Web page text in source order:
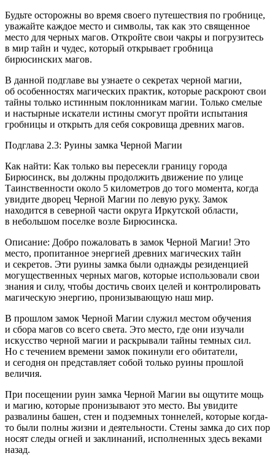
Будьте осторожны во время своего путешествия по гробнице,
уважайте каждое место и символы, так как это священное
место для черных магов. Откройте свои чакры и погрузитесь
в мир тайн и чудес, который открывает гробница
бирюсинских магов.
В данной подглаве вы узнаете о секретах черной магии,
об особенностях магических практик, которые раскроют свои
тайны только истинным поклонникам магии. Только смелые
и настырные искатели истины смогут пройти испытания
гробницы и открыть для себя сокровища древних магов.
Подглава 2.3: Руины замка Черной Магии
Как найти: Как только вы пересекли границу города
Бирюсинск, вы должны продолжить движение по улице
Таинственности около 5 километров до того момента, когда
увидите дворец Черной Магии по левую руку. Замок
находится в северной части округа Иркутской области,
в небольшом поселке возле Бирюсинска.
Описание: Добро пожаловать в замок Черной Магии! Это
место, пропитанное энергией древних магических тайн
и секретов. Эти руины замка были однажды резиденцией
могущественных черных магов, которые использовали свои
знания и силу, чтобы достичь своих целей и контролировать
магическую энергию, пронизывающую наш мир.
В прошлом замок Черной Магии служил местом обучения
и сбора магов со всего света. Это место, где они изучали
искусство черной магии и раскрывали тайны темных сил.
Но с течением времени замок покинули его обитатели,
и сегодня он представляет собой только руины прошлой
величия.
При посещении руин замка Черной Магии вы ощутите мощь
и магию, которые пронизывают это место. Вы увидите
развалины башен, стен и подземных тоннелей, которые когда-
то были полны жизни и деятельности. Стены замка до сих пор
носят следы огней и заклинаний, исполненных здесь веками
назад.